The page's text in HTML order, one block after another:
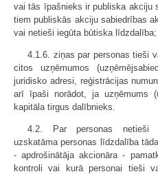
vai tās īpašnieks ir publiska akciju
tiem publiskās akciju sabiedrības
vai netieši iegūta būtiska līdzdalība;
4.1.6. ziņas par personas tieši
citos uzņēmumos
juridisko adresi, reģistrācijas
arī īpaši norādot, ja uzņēmums
kapitāla tirgus dalībnieks.
4.2. Par personas netieši
uzskatāma personas līdzdalība
- apdrošinātāja akcionāra -
kontroli vai kurā personai tieši